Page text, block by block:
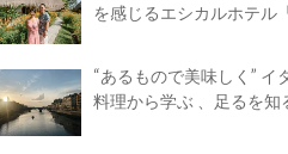
を感じるエシカルホテル
“あるもので美味しく” イ
料理から学ぶ 、足るを知